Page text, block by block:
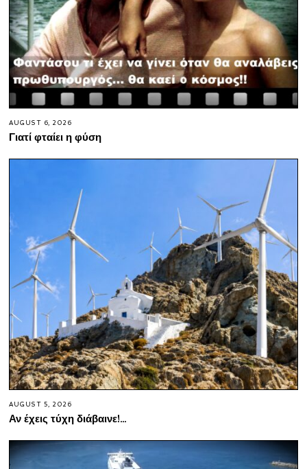
AUGUST 6, 2026
Γιατί φταίει η φύση
AUGUST 5, 2026
Αν έχεις τύχη διάβαινε!…